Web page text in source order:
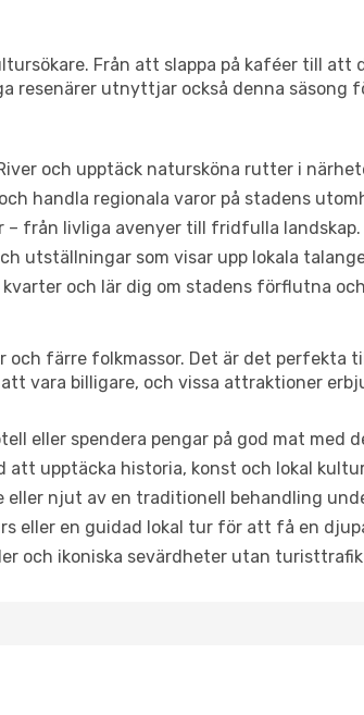
Från att slappa på kaféer till att
resenärer utnyttjar också denna säsong
och upptäck natursköna rutter i
handla regionala varor på stadens
– från livliga avenyer till fridfulla landskap.
utställningar som visar upp lokala
och lär dig om stadens förflutna
färre folkmassor. Det är det perfekta
vara billigare, och vissa attraktioner
eller spendera pengar på god mat med
att upptäcka historia, konst och lokal
eller njut av en traditionell behandling
eller en guidad lokal tur för att få en
och ikoniska sevärdheter utan